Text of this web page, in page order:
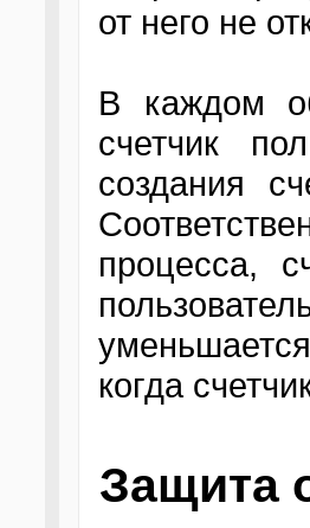
от него не
В каждом
счетчик
создания
процесса,
когда
Защита